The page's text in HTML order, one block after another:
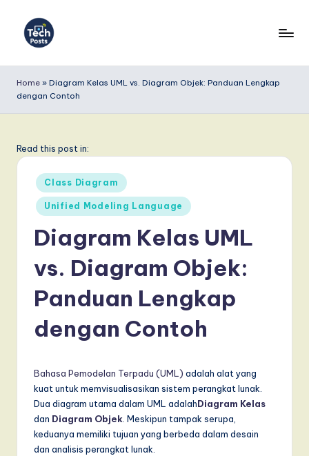
e
c
P
si
Home » Diagram Kelas UML vs. Diagram Objek: Panduan Lengkap
dengan Contoh
Read this post in:
Posted
in
Class Diagram
Unified Modeling Language
Diagram Kelas UML
vs. Diagram Objek:
Panduan Lengkap
dengan Contoh
Bahasa Pemodelan Terpadu (UML) adalah alat yang
kuat untuk memvisualisasikan sistem perangkat lunak.
Dua diagram utama dalam UML adalahDiagram Kelas
dan Diagram Objek . Meskipun tampak serupa,
keduanya memiliki tujuan yang berbeda dalam desain
dan analisis perangkat lunak.